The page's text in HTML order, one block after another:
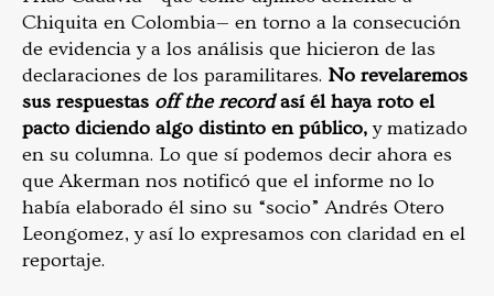
Chiquita en Colombia— en torno a la consecución
de evidencia y a los análisis que hicieron de las
declaraciones de los paramilitares. No revelaremos
sus respuestas off the recordasí él haya roto el
pacto diciendo algo distinto en público,y matizado
en su columna. Lo que sí podemos decir ahora es
que Akerman nos notificó que el informe no lo
había elaborado él sino su “socio” Andrés Otero
Leongomez, y así lo expresamos con claridad en el
reportaje.